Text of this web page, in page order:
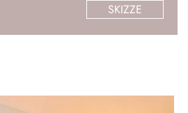
SKIZZE